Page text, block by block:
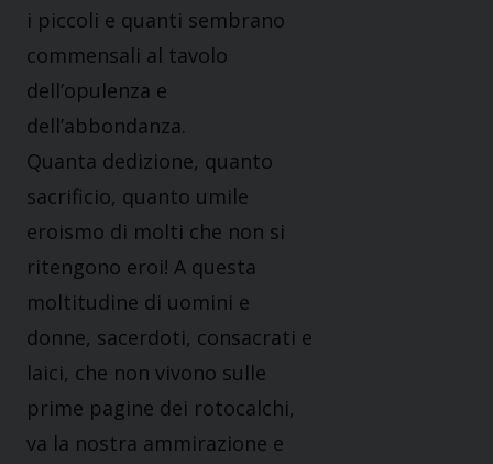
i piccoli e quanti sembrano
commensali al tavolo
dell’opulenza e
dell’abbondanza.
Quanta dedizione, quanto
sacrificio, quanto umile
eroismo di molti che non si
ritengono eroi! A questa
moltitudine di uomini e
donne, sacerdoti, consacrati e
laici, che non vivono sulle
prime pagine dei rotocalchi,
va la nostra ammirazione e